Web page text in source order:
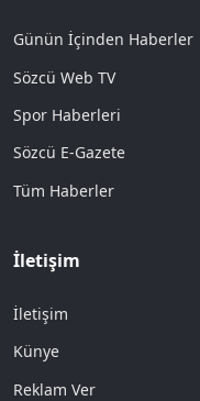
Günün İçinden Haberler
Sözcü Web TV
Spor Haberleri
Sözcü E-Gazete
Tüm Haberler
İletişim
İletişim
Künye
Reklam Ver